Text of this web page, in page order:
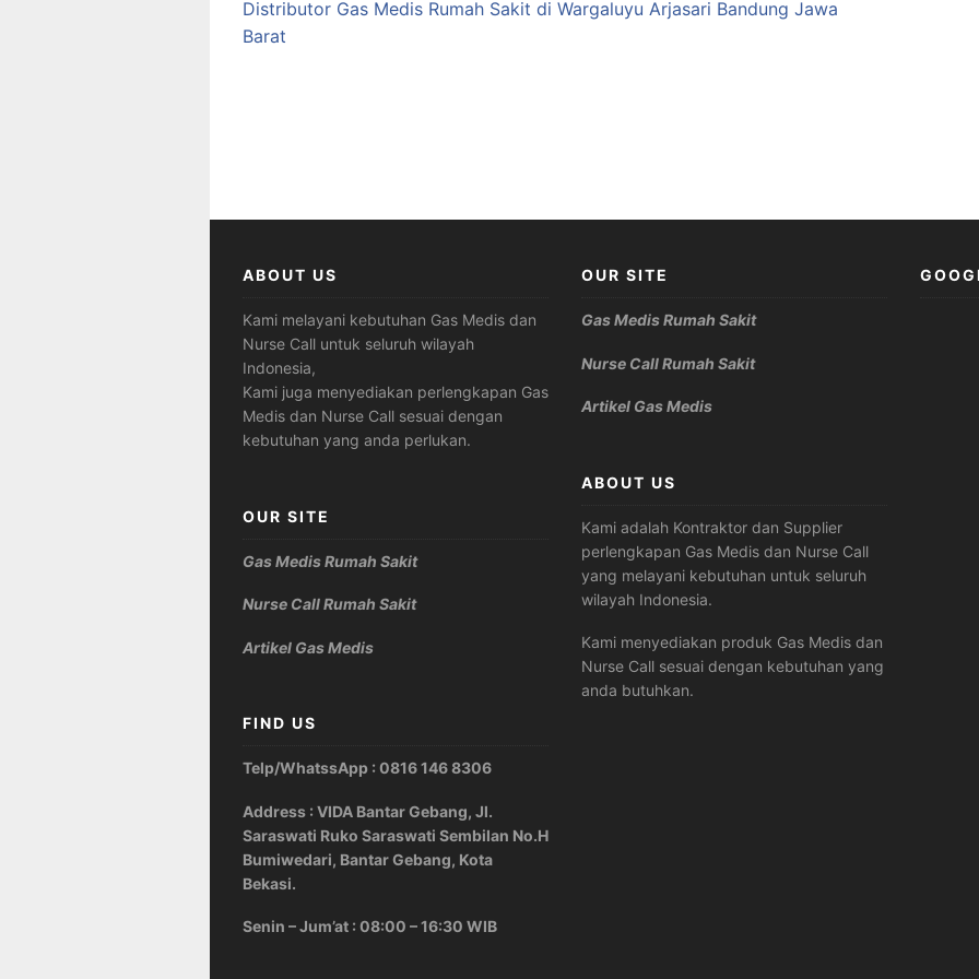
Distributor Gas Medis Rumah Sakit di Wargaluyu Arjasari Bandung Jawa
Barat
ABOUT US
Kami melayani kebutuhan Gas Medis dan
Nurse Call untuk seluruh wilayah
Indonesia,
Kami juga menyediakan perlengkapan Gas
Medis dan Nurse Call sesuai dengan
kebutuhan yang anda perlukan.
OUR SITE
Gas Medis Rumah Sakit
Nurse Call Rumah Sakit
Artikel Gas Medis
FIND US
Telp/WhatssApp : 0816 146 8306
Address : VIDA Bantar Gebang, Jl.
Saraswati Ruko Saraswati Sembilan No.H
Bumiwedari, Bantar Gebang, Kota
Bekasi.
Senin – Jum’at : 08:00 – 16:30 WIB
OUR SITE
Gas Medis Rumah Sakit
Nurse Call Rumah Sakit
Artikel Gas Medis
ABOUT US
Kami adalah Kontraktor dan Supplier
perlengkapan Gas Medis dan Nurse Call
yang melayani kebutuhan untuk seluruh
wilayah Indonesia.
Kami menyediakan produk Gas Medis dan
Nurse Call sesuai dengan kebutuhan yang
anda butuhkan.